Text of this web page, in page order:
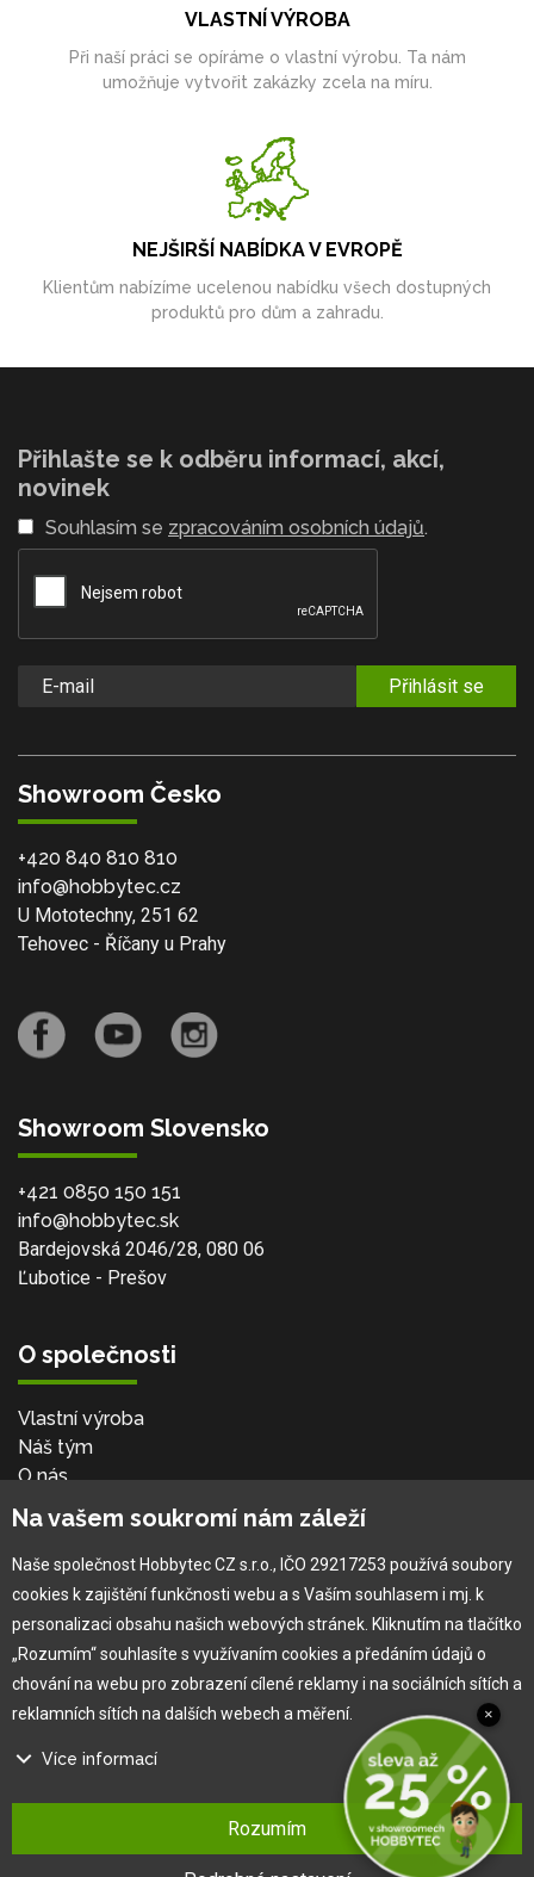
VLASTNÍ VÝROBA
Při naší práci se opíráme o vlastní výrobu. Ta nám
umožňuje vytvořit zakázky zcela na míru.
NEJŠIRŠÍ NABÍDKA V EVROPĚ
Klientům nabízíme ucelenou nabídku všech dostupných
produktů pro dům a zahradu.
Přihlašte se k odběru informací, akcí,
novinek
Souhlasím se zpracováním osobních údajů.
Přihlásit se
Showroom Česko
+420 840 810 810
info@hobbytec.cz
U Mototechny, 251 62
Tehovec - Říčany u Prahy
Showroom Slovensko
+421 0850 150 151
info@hobbytec.sk
Bardejovská 2046/28, 080 06
Ľubotice - Prešov
O společnosti
Vlastní výroba
Náš tým
O nás
Pro zákazníka
Obchodní podmínky
Věrnostní program
Jak na reklamaci
Výprodej
Na vašem soukromí nám záleží
Naše společnost Hobbytec CZ s.r.o., IČO 29217253 používá soubory
cookies k zajištění funkčnosti webu a s Vaším souhlasem i mj. k
personalizaci obsahu našich webových stránek. Kliknutím na tlačítko
„Rozumím“ souhlasíte s využívaním cookies a předáním údajů o
chování na webu pro zobrazení cílené reklamy i na sociálních sítích a
reklamních sítích na dalších webech a měření.
Více informací
Na našem webu používáme několik druhů kategorií cookies:
Rozumím
×